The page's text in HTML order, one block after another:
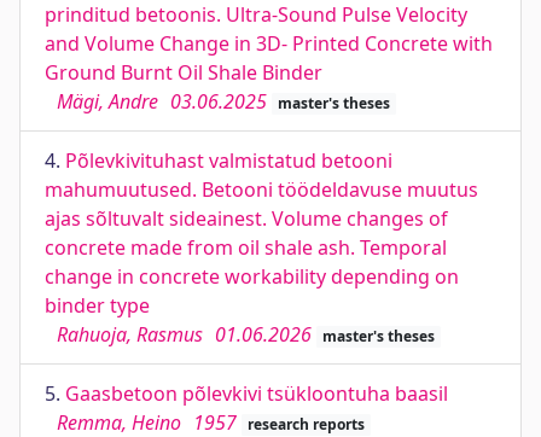
prinditud betoonis. Ultra-Sound Pulse Velocity
and Volume Change in 3D- Printed Concrete with
Ground Burnt Oil Shale Binder
Mägi, Andre 03.06.2025 master's theses
4. Põlevkivituhast valmistatud betooni
mahumuutused. Betooni töödeldavuse muutus
ajas sõltuvalt sideainest. Volume changes of
concrete made from oil shale ash. Temporal
change in concrete workability depending on
binder type
Rahuoja, Rasmus 01.06.2026 master's theses
5. Gaasbetoon põlevkivi tsükloontuha baasil
Remma, Heino 1957 research reports